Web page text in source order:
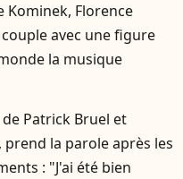
Kominek, Florence
avec une figure
la musique
Patrick Bruel et
prend la parole après les
: "J'ai été bien